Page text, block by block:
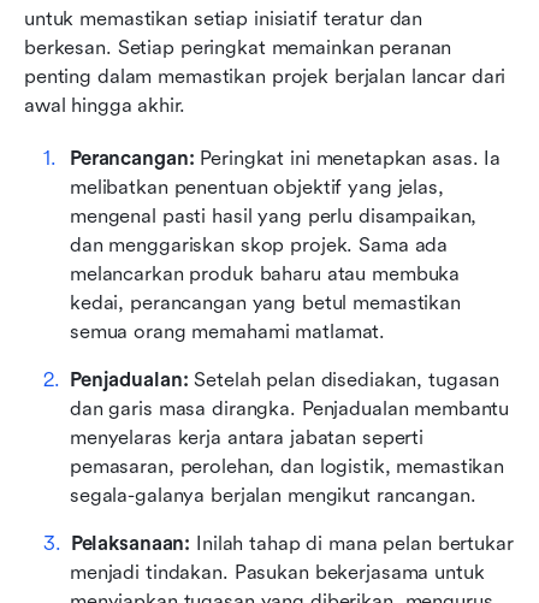
untuk memastikan setiap inisiatif teratur dan
berkesan. Setiap peringkat memainkan peranan
penting dalam memastikan projek berjalan lancar dari
awal hingga akhir.
Perancangan: Peringkat ini menetapkan asas. Ia
melibatkan penentuan objektif yang jelas,
mengenal pasti hasil yang perlu disampaikan,
dan menggariskan skop projek. Sama ada
melancarkan produk baharu atau membuka
kedai, perancangan yang betul memastikan
semua orang memahami matlamat.
Penjadualan: Setelah pelan disediakan, tugasan
dan garis masa dirangka. Penjadualan membantu
menyelaras kerja antara jabatan seperti
pemasaran, perolehan, dan logistik, memastikan
segala-galanya berjalan mengikut rancangan.
Pelaksanaan: Inilah tahap di mana pelan bertukar
menjadi tindakan. Pasukan bekerjasama untuk